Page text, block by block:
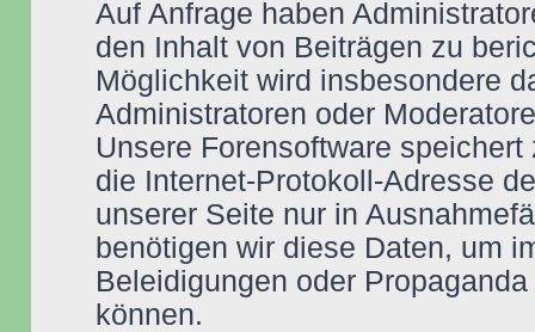
Auf Anfrage haben
den Inhalt von Beiträgen zu
Möglichkeit wird insbesondere
Administratoren oder
Unsere Forensoftware
die Internet-Protokoll-Adresse
unserer Seite nur in
benötigen wir diese Daten, um
Beleidigungen oder
können.